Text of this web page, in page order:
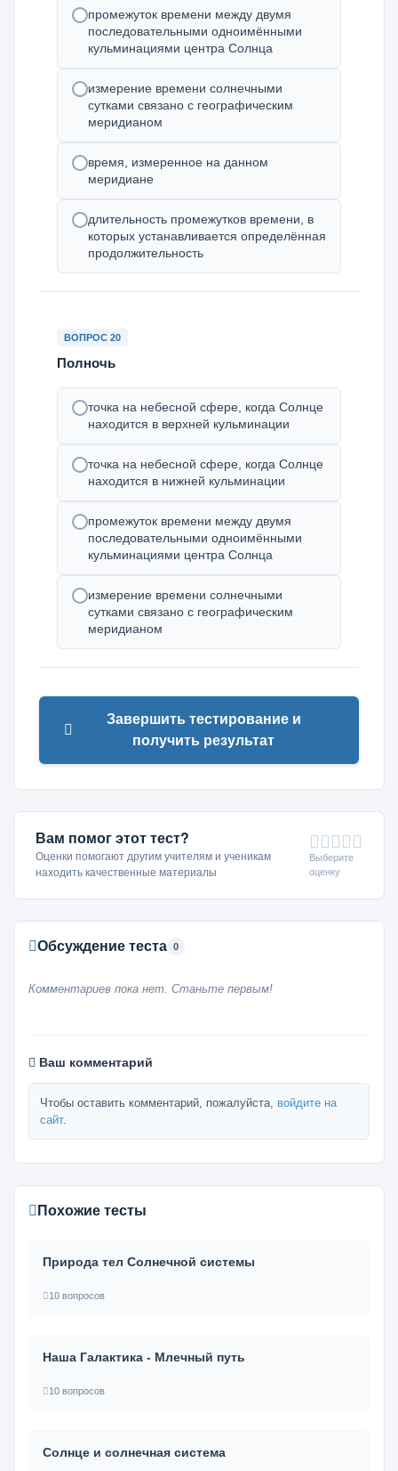
промежуток времени между двумя
последовательными одноимёнными
кульминациями центра Солнца
измерение времени солнечными
сутками связано с географическим
меридианом
время, измеренное на данном
меридиане
длительность промежутков времени, в
которых устанавливается определённая
продолжительность
ВОПРОС 20
Полночь
точка на небесной сфере, когда Солнце
находится в верхней кульминации
точка на небесной сфере, когда Солнце
находится в нижней кульминации
промежуток времени между двумя
последовательными одноимёнными
кульминациями центра Солнца
измерение времени солнечными
сутками связано с географическим
меридианом
Завершить тестирование и
получить результат
Вам помог этот тест?
Оценки помогают другим учителям и ученикам
находить качественные материалы
Выберите
оценку
Обсуждение теста 0
Комментариев пока нет. Станьте первым!
Ваш комментарий
Чтобы оставить комментарий, пожалуйста, войдите на
сайт.
Похожие тесты
Природа тел Солнечной системы
10 вопросов
Наша Галактика - Млечный путь
10 вопросов
Солнце и солнечная система